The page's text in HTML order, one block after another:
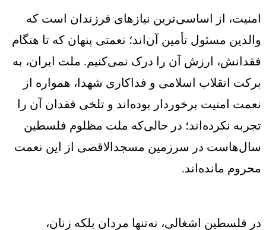
امنیت، از اساسی‌ترین نیازهای فرزندان است که
والدین مسئول تأمین آن‌اند؛ نعمتی پنهان که تا هنگام
فقدانش، ارزش آن را درک نمی‌کنیم. ملت ایران، به
برکت انقلاب اسلامی و فداکاری شهدا، همواره از
نعمت امنیت برخوردار بوده‌اند و تلخی فقدان آن را
تجربه نکرده‌اند؛ در حالی‌که ملت مظلوم فلسطین
سال‌هاست در سرزمین مسجدالاقصی از این نعمت
محروم مانده‌اند.
در فلسطین اشغالی، نه‌تنها مردان بلکه زنان،